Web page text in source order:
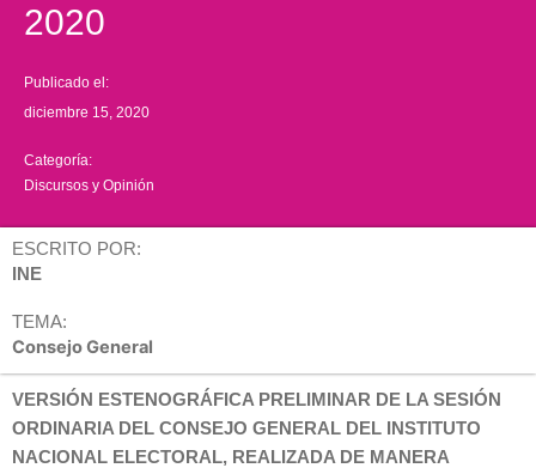
2020
Publicado el:
diciembre 15, 2020
Categoría:
Discursos y Opinión
ESCRITO POR:
INE
TEMA:
Consejo General
VERSIÓN ESTENOGRÁFICA PRELIMINAR DE LA SESIÓN
ORDINARIA DEL CONSEJO GENERAL DEL INSTITUTO
NACIONAL ELECTORAL, REALIZADA DE MANERA